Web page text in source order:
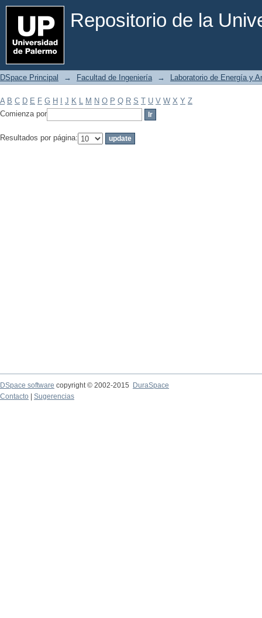
Repositorio de la
Filtrar por: Materia
DSpace Principal → Facultad de Ingeniería → Laboratorio de Energía y
A B C D E F G H J K L M N O P Q R S T U V W X Y Z
Comienza por
Resultados por página:
DSpace software copyright © 2002-2015
DuraSpace
Contacto
Sugerencias